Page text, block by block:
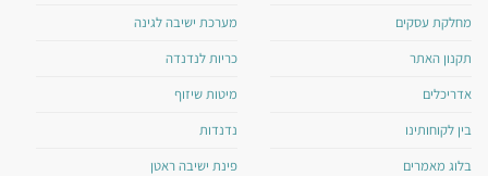
מחלקת עסקים
תקנון האתר
אדריכלים
בין לקוחותינו
בלוג מאמרים
מערכת ישיבה לגינה
כריות לנדנדה
מיטות שיזוף
נדנדות
פינת ישיבה ראטן